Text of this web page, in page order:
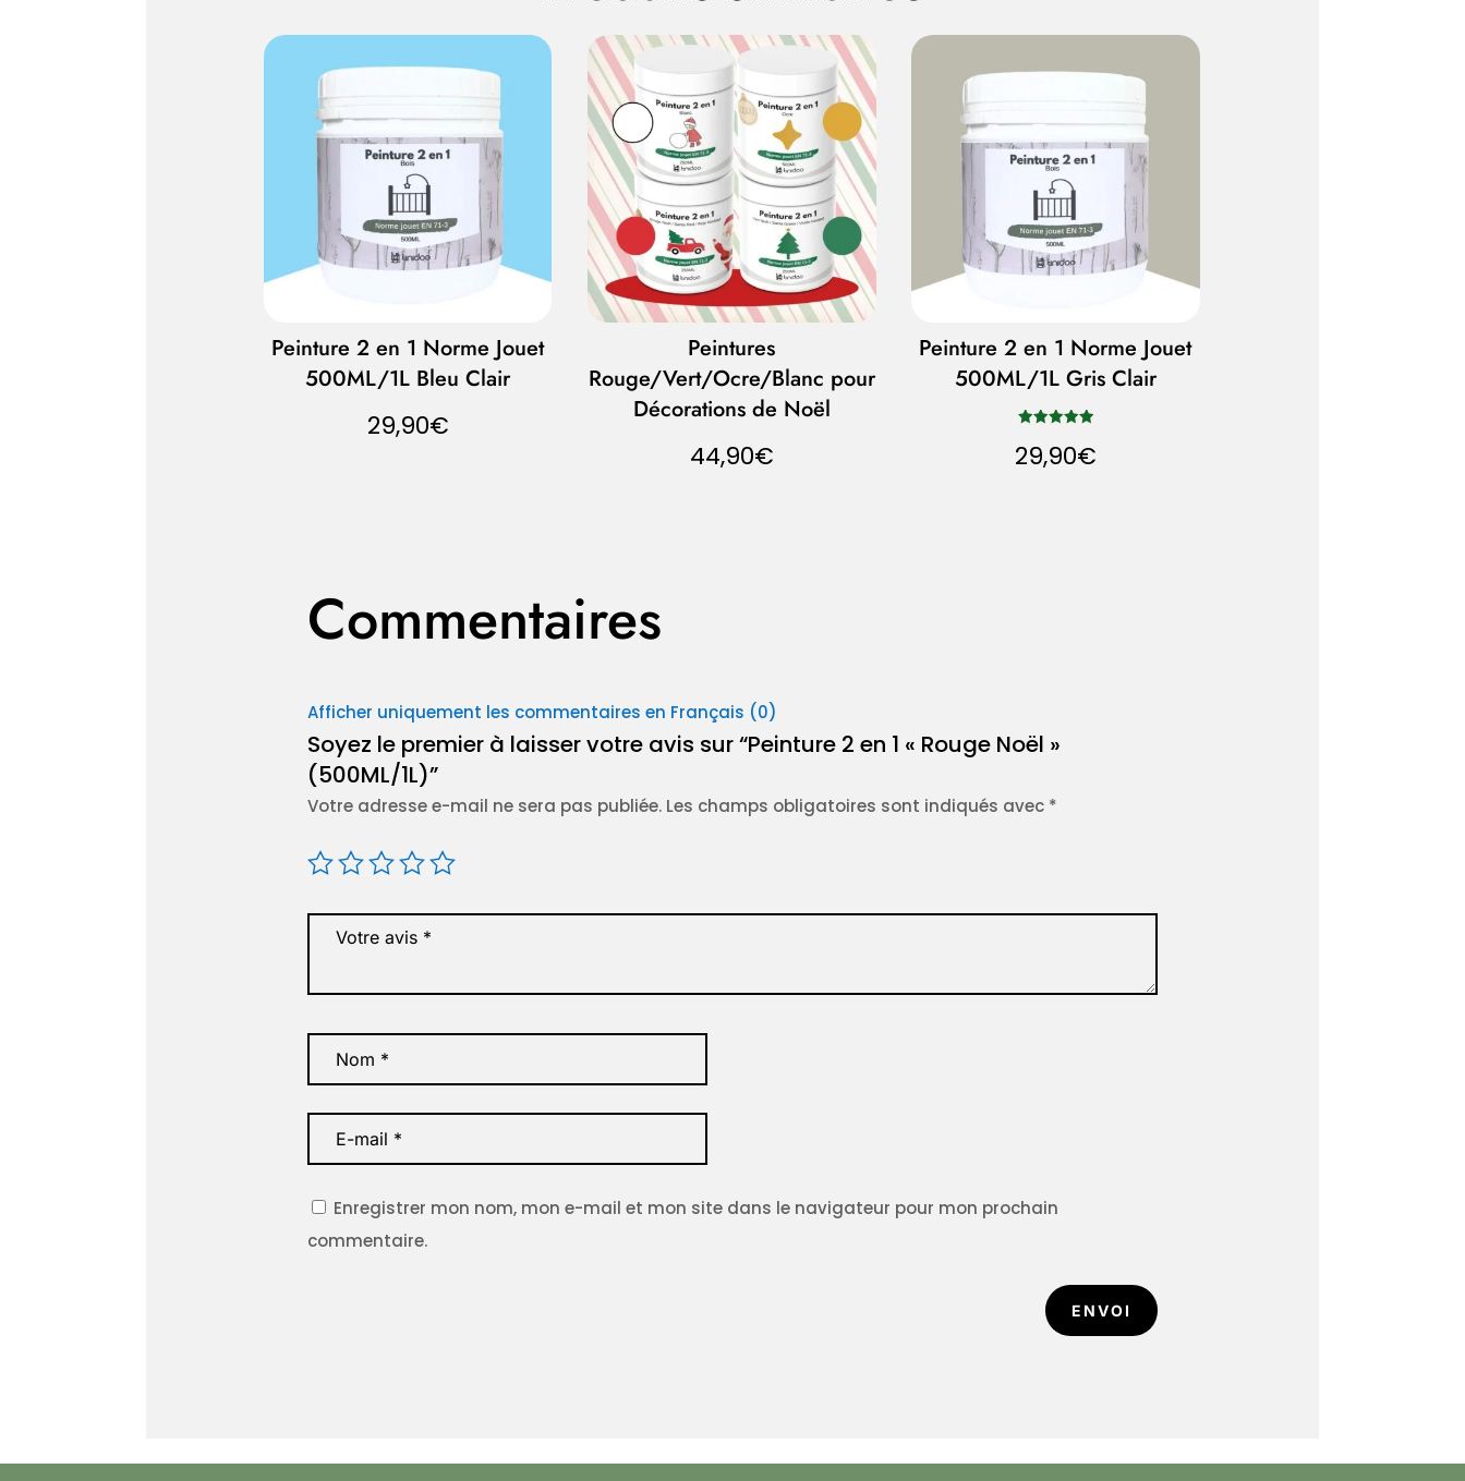
Peinture 2 en 1 Norme Jouet
500ML/1L Bleu Clair
29,90€
Peintures
Rouge/Vert/Ocre/Blanc pour
Décorations de Noël
44,90€
Peinture 2 en 1 Norme Jouet
500ML/1L Gris Clair
5.00
sur 5
29,90€
Commentaires
Afficher uniquement les commentaires en Français (0)
Soyez le premier à laisser votre avis sur “Peinture 2 en 1 « Rouge Noël »
(500ML/1L)”
Votre adresse e-mail ne sera pas publiée. Les champs obligatoires sont indiqués avec *
Enregistrer mon nom, mon e-mail et mon site dans le navigateur pour mon prochain
commentaire.
ENVOI